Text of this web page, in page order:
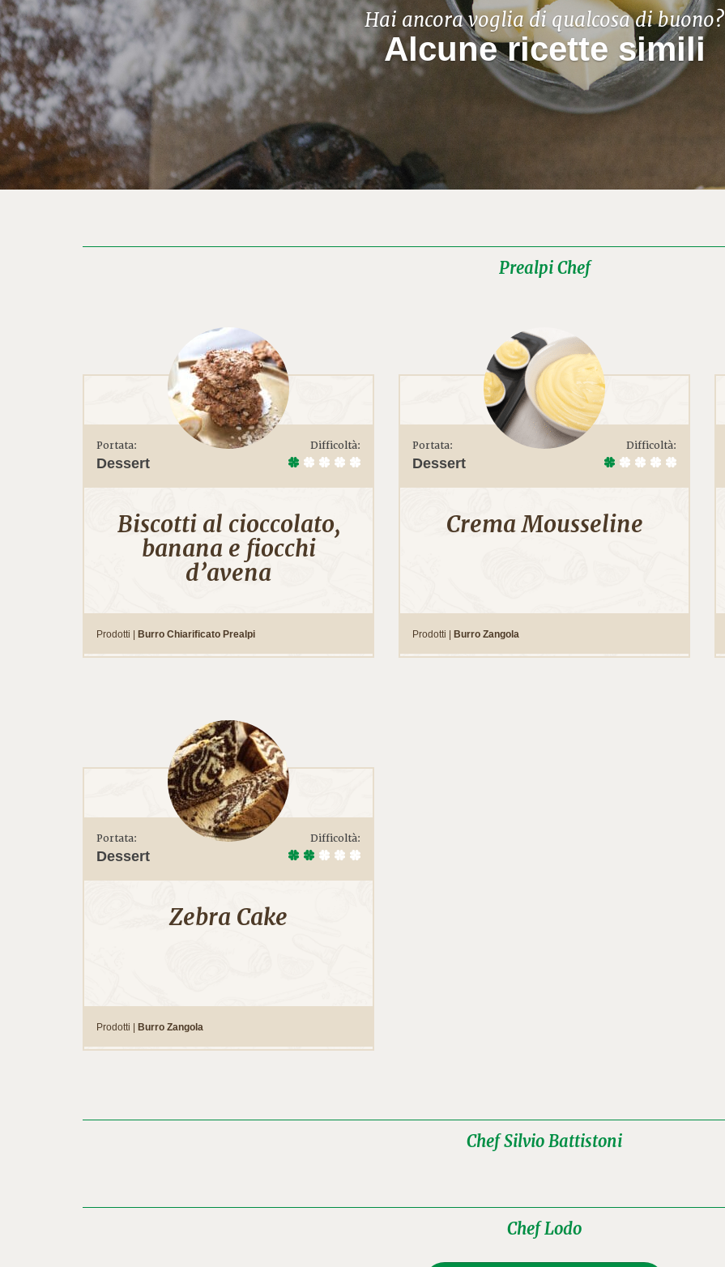
Hai ancora voglia di qualcosa di buono?
Alcune ricette simili
Prealpi Chef
Portata:
Dessert
Difficoltà:
Biscotti al cioccolato,
banana e fiocchi
d’avena
Prodotti | Burro Chiarificato Prealpi
Portata:
Dessert
Difficoltà:
Crema Mousseline
Prodotti | Burro Zangola
Portata:
Dessert
Difficoltà:
Zebra Cake
Prodotti | Burro Zangola
Chef Silvio Battistoni
Chef Lodo